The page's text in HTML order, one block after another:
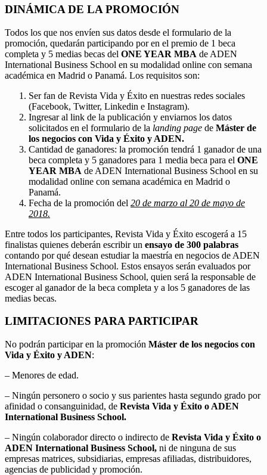
DINÁMICA DE LA PROMOCIÓN
Todos los que nos envíen sus datos desde el formulario de la
promoción, quedarán participando por en el premio de 1 beca
completa y 5 medias becas del ONE YEAR MBA de ADEN
International Business School en su modalidad online con semana
académica en Madrid o Panamá. Los requisitos son:
Ser fan de Revista Vida y Éxito en nuestras redes sociales
(Facebook, Twitter, Linkedin e Instagram).
Ingresar al link de la publicación y enviarnos los datos
solicitados en el formulario de la landing page de Máster de
los negocios con Vida y Éxito y ADEN.
Cantidad de ganadores: la promoción tendrá 1 ganador de una
beca completa y 5 ganadores para 1 media beca para el ONE
YEAR MBA de ADEN International Business School en su
modalidad online con semana académica en Madrid o
Panamá.
Fecha de la promoción del 20 de marzo al 20 de mayo de
2018.
Entre todos los participantes, Revista Vida y Éxito escogerá a 15
finalistas quienes deberán escribir un ensayo de 300 palabras
contando por qué desean estudiar la maestría en negocios de ADEN
International Business School. Estos ensayos serán evaluados por
ADEN International Business School, quien será la responsable de
escoger al ganador de la beca completa y a los 5 ganadores de las
medias becas.
LIMITACIONES PARA PARTICIPAR
No podrán participar en la promoción Máster de los negocios con
Vida y Éxito y ADEN:
– Menores de edad.
– Ningún personero o socio y sus parientes hasta segundo grado por
afinidad o consanguinidad, de Revista Vida y Éxito o ADEN
International Business School.
– Ningún colaborador directo o indirecto de Revista Vida y Éxito o
ADEN International Business School, ni de ninguna de sus
empresas matrices, subsidiarias, empresas afiliadas, distribuidores,
agencias de publicidad y promoción.